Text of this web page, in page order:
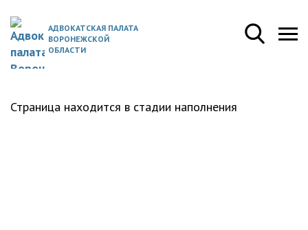
АДВОКАТСКАЯ ПАЛАТА
ВОРОНЕЖСКОЙ
ОБЛАСТИ
Страница находится в стадии наполнения